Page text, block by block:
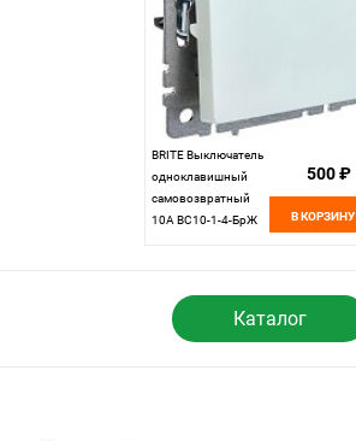
BRITE Выключатель
одноклавишный
самовозвратный
10А ВС10-1-4-БрЖ
500 ₽
В КОРЗИНУ
Каталог